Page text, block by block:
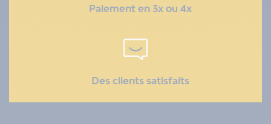
Paiement en 3x ou 4x
Des clients satisfaits